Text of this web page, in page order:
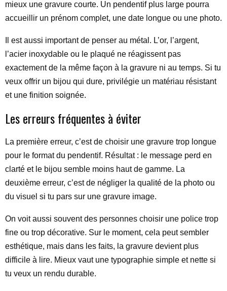
mieux une gravure courte. Un pendentif plus large pourra
accueillir un prénom complet, une date longue ou une photo.
Il est aussi important de penser au métal. L’or, l’argent,
l’acier inoxydable ou le plaqué ne réagissent pas
exactement de la même façon à la gravure ni au temps. Si tu
veux offrir un bijou qui dure, privilégie un matériau résistant
et une finition soignée.
Les erreurs fréquentes à éviter
La première erreur, c’est de choisir une gravure trop longue
pour le format du pendentif. Résultat : le message perd en
clarté et le bijou semble moins haut de gamme. La
deuxième erreur, c’est de négliger la qualité de la photo ou
du visuel si tu pars sur une gravure image.
On voit aussi souvent des personnes choisir une police trop
fine ou trop décorative. Sur le moment, cela peut sembler
esthétique, mais dans les faits, la gravure devient plus
difficile à lire. Mieux vaut une typographie simple et nette si
tu veux un rendu durable.